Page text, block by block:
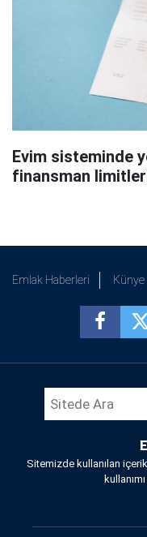
Evim sisteminde
finansman
Emlak Haberleri Künye
Sitemizde kullanılan